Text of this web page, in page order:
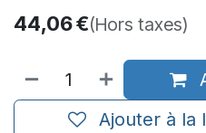
44,06€(Hors taxes)
Ajouter à la